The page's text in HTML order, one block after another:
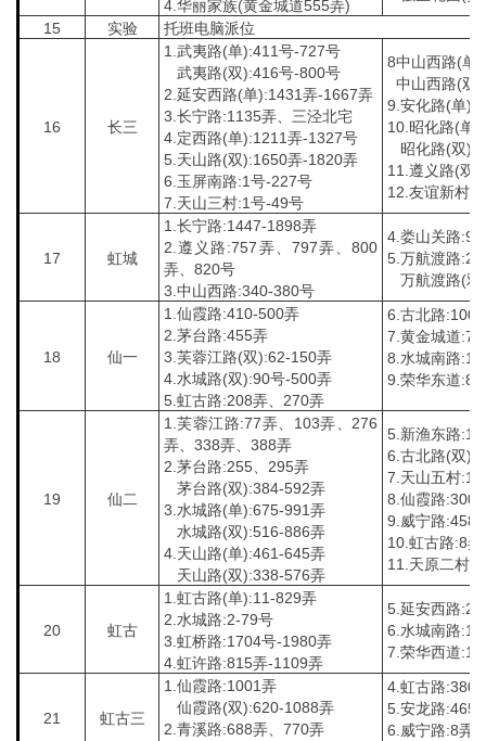
4.华丽家族(黄金城道555弄)
15
实验 托班电脑派位
16 长三
1.武夷路(单):411号-727号
武夷路(双):416号-800号
2.延安西路(单):1431弄-1667弄
3.长宁路:1135弄、三泾北宅
4.定西路(单):1211弄-1327号
5.天山路(双):1650弄-1820弄
6.玉屏南路:1号-227号
7.天山三村:1号-49号
8中山西路(单
中山西路(双
9.安化路(单
10.昭化路(单
昭化路(双
11.遵义路(双
12.友谊新村1
17 虹城
1.长宁路:1447-1898弄
2.遵义路:757弄、797弄、800
弄、820号
3.中山西路:340-380号
4.娄山关路
5.万航渡路
万航渡路(
18 仙一
1.仙霞路:410-500弄
2.茅台路:455弄
3.芙蓉江路(双):62-150弄
4.水城路(双):90号-500弄
5.虹古路:208弄、270弄
6.古北路
7.黄金城道
8.水城南路:16
9.荣华东道:8
19 仙二
1.芙蓉江路:77弄、103弄、276
弄、338弄、388弄
2.茅台路:255、295弄
茅台路(双):384-592弄
3.水城路(单):675-991弄
水城路(双):516-886弄
4.天山路(单):461-645弄
天山路(双):338-576弄
5.新渔东路:1-
6.古北路(双
7.天山五村
8.仙霞路:300-
9.威宁路:458
10.虹古路:8弄
11.天原二村
20 虹古
1.虹古路(单):11-829弄
2.水城路:2-79号
3.虹桥路:1704号-1980弄
4.虹许路:815弄-1109弄
5.延安西路
6.水城南路
7.荣华西道
21 虹古三
1.仙霞路:1001弄
仙霞路(双):620-1088弄
2.青溪路:688弄、770弄
4.虹古路:380
5.安龙路:465
6.威宁路:8弄